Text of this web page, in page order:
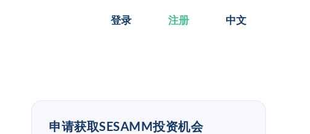
登录 注册 中文
申请获取SESAMM投资机会